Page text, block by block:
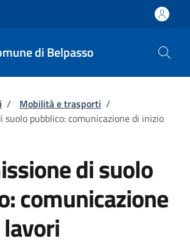
di Belpasso
pane
/ Mobilità e trasporti /
suolo pubblico: comunicazione di inizio
di suolo
comunicazione